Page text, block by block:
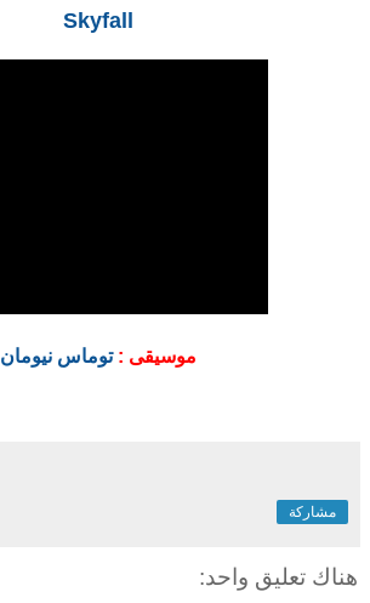
Skyfall
موسيقى : توماس نيومان
مشاركة
هناك تعليق واحد: